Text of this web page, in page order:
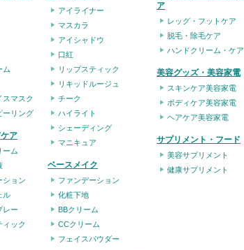
ン
に
お
登
さ
れ
ム
スマスク
ーリング
ア
ーム
ション
ル
レー
ィック
アイライナー
マスカラ
アイシャドウ
口紅
リップスティック
リキッドルージュ
チーク
ハイライト
シェーディング
マニキュア
ベースメイク
ファンデーション
化粧下地
BBクリーム
CCクリーム
フェイスパウダー
ア
レッグ・フットケア
脱毛・除毛ケア
ハンドクリーム・ケア
美容グッズ・美容家電
スキンケア美容家電
ボディケア美容家電
ヘアケア美容家電
サプリメント・フード
美容サプリメント
健康サプリメント